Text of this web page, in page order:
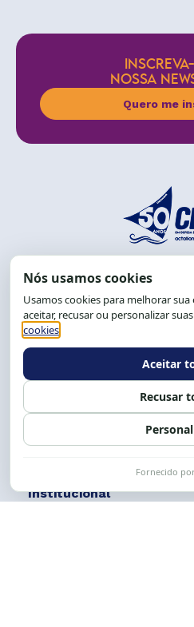
NOSSA
Quero me
End.: R. da Graça,
CEP:
Salvador-
Tel.: (71) 2104-5457, Cel.:
Expediente: 8h às
Siga nossas redes
Institucional